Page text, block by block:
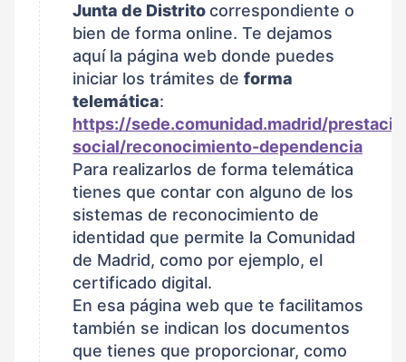
Junta de Distrito correspondiente o
bien de forma online. Te dejamos
aquí la página web donde puedes
iniciar los trámites de forma
telemática:
https://sede.comunidad.madrid/
social/reconocimiento-dependencia
Para realizarlos de forma telemática
tienes que contar con alguno de los
sistemas de reconocimiento de
identidad que permite la Comunidad
de Madrid, como por ejemplo, el
certificado digital.
En esa página web que te facilitamos
también se indican los documentos
que tienes que proporcionar, como